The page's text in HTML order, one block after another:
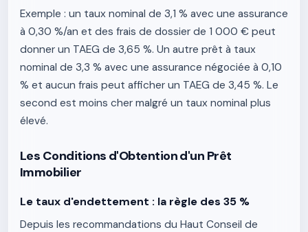
Exemple : un taux nominal de 3,1 % avec une assurance
à 0,30 %/an et des frais de dossier de 1 000 € peut
donner un TAEG de 3,65 %. Un autre prêt à taux
nominal de 3,3 % avec une assurance négociée à 0,10
% et aucun frais peut afficher un TAEG de 3,45 %. Le
second est moins cher malgré un taux nominal plus
élevé.
Les Conditions d'Obtention d'un Prêt
Immobilier
Le taux d'endettement : la règle des 35 %
Depuis les recommandations du Haut Conseil de